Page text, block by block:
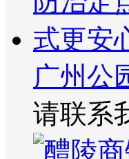
广州公
请联系